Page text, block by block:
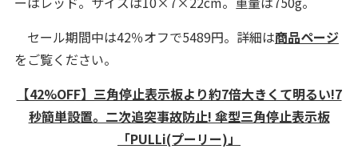
セール期間中は42％オフで5489円。詳細は商品ページ
をご覧ください。
【42%OFF】三角停止表示板より約7倍大きくて明るい!7
秒簡単設置。二次追突事故防止! 傘型三角停止表示板
「PULLi(プーリー)」